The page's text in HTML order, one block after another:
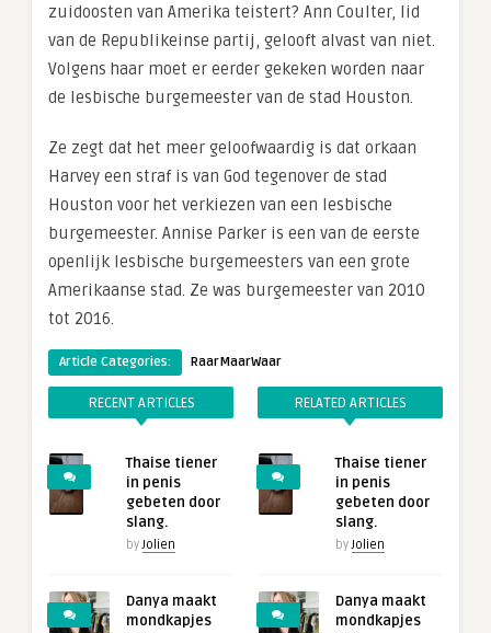
zuidoosten van Amerika teistert? Ann Coulter, lid
van de Republikeinse partij, gelooft alvast van niet.
Volgens haar moet er eerder gekeken worden naar
de lesbische burgemeester van de stad Houston.
Ze zegt dat het meer geloofwaardig is dat orkaan
Harvey een straf is van God tegenover de stad
Houston voor het verkiezen van een lesbische
burgemeester. Annise Parker is een van de eerste
openlijk lesbische burgemeesters van een grote
Amerikaanse stad. Ze was burgemeester van 2010
tot 2016.
Article Categories: RaarMaarWaar
RECENT ARTICLES
Thaise tiener
in penis
gebeten door
slang.
byJolien
Danya maakt
mondkapjes
RELATED ARTICLES
Thaise tiener
in penis
gebeten door
slang.
byJolien
Danya maakt
mondkapjes